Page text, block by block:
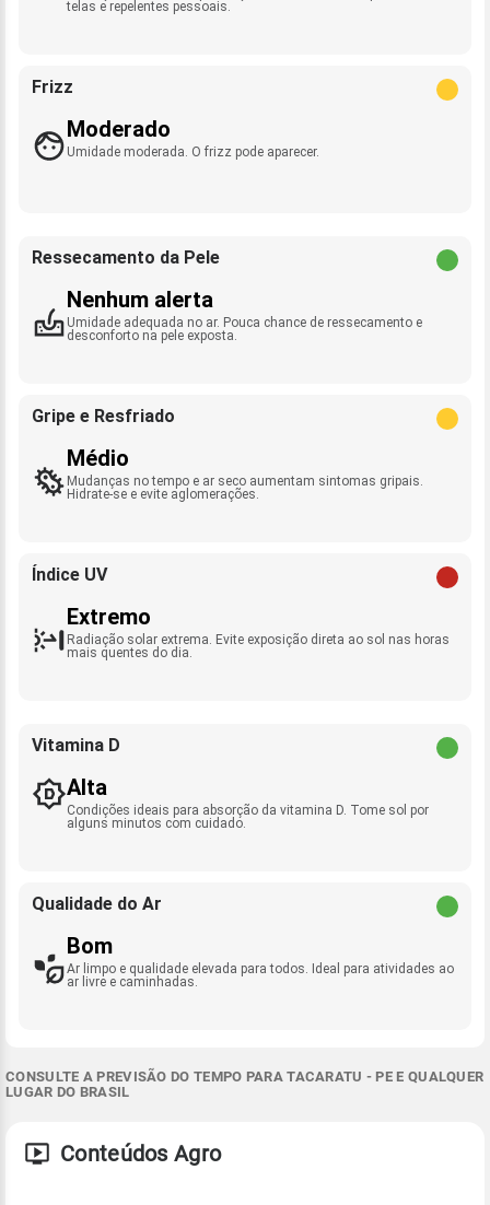
telas e repelentes pessoais.
Frizz
Moderado
Umidade moderada. O frizz pode aparecer.
Ressecamento da Pele
Nenhum alerta
Umidade adequada no ar. Pouca chance de ressecamento e
desconforto na pele exposta.
Gripe e Resfriado
Médio
Mudanças no tempo e ar seco aumentam sintomas gripais.
Hidrate-se e evite aglomerações.
Índice UV
Extremo
Radiação solar extrema. Evite exposição direta ao sol nas horas
mais quentes do dia.
Vitamina D
Alta
Condições ideais para absorção da vitamina D. Tome sol por
alguns minutos com cuidado.
Qualidade do Ar
Bom
Ar limpo e qualidade elevada para todos. Ideal para atividades ao
ar livre e caminhadas.
CONSULTE A PREVISÃO DO TEMPO PARA TACARATU - PE E QUALQUER
LUGAR DO BRASIL
Conteúdos Agro